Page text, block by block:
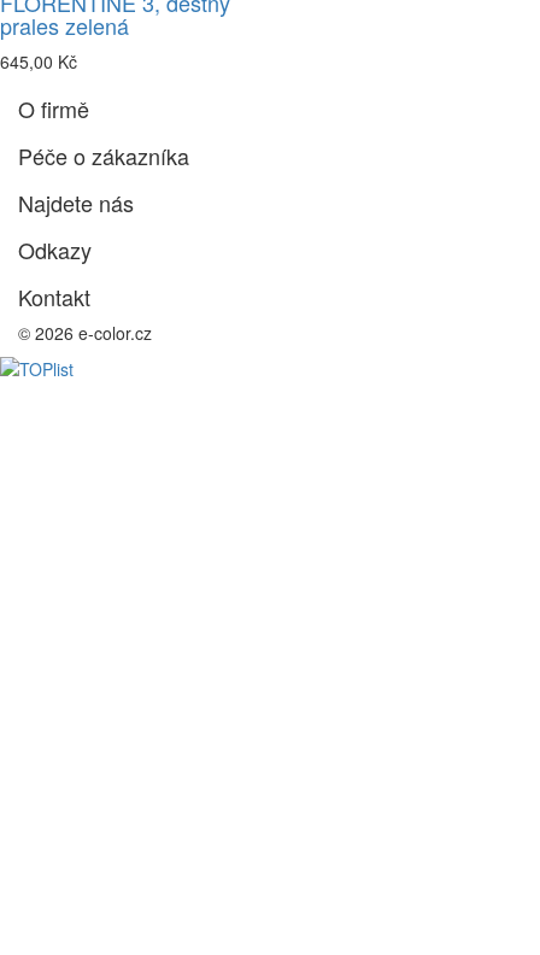
prales zelená
645,00 Kč
O firmě
Péče o zákazníka
Najdete nás
Odkazy
Kontakt
© 2026 e-color.cz